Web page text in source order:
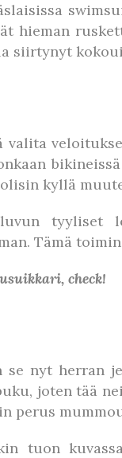
hieman
siirtynyt
valita
kyllä
tyyliset
Tämä
check!
se nyt herran
joten tää
perus
tuon